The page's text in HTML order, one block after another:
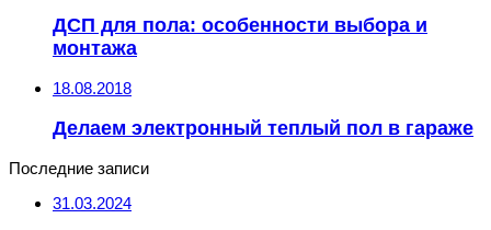
ДСП для пола: особенности выбора и
монтажа
18.08.2018
Делаем электронный теплый пол в гараже
Последние записи
31.03.2024